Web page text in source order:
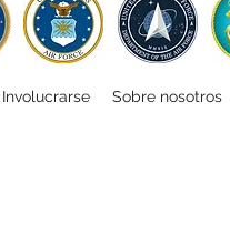
Sobre nosotros